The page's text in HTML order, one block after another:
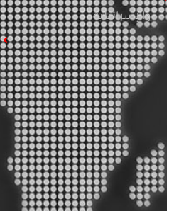
والإسرائيلية